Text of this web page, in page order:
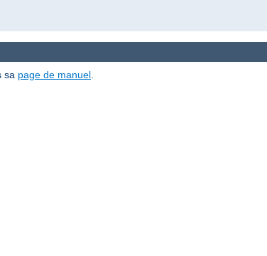
sa page de manuel.